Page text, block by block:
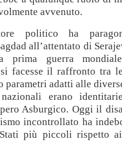
avvenuto.
politico ha
all’attentato di
guerra mondiale.
facesse il raffronto tra
parametri adatti alle
erano
Asburgico. Oggi il
incontrollato ha
più piccoli rispetto